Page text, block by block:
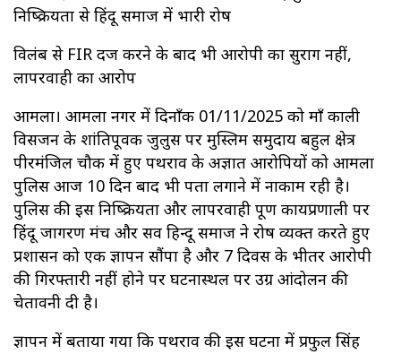
निष्क्रियता से हिंदू समाज में भारी रोष
विलंब से FIR दर्ज करने के बाद भी आरोपी का सुराग नहीं,
लापरवाही का आरोप
आमला। आमला नगर में दिनाँक 01/11/2025 को माँ काली
विसर्जन के शांतिपूर्वक जुलुस पर मुस्लिम समुदाय बहुल क्षेत्र
पीरमंजिल चौक में हुए पथराव के अज्ञात आरोपियों को आमला
पुलिस आज 10 दिन बाद भी पता लगाने में नाकाम रही है।
पुलिस की इस निष्क्रियता और लापरवाही पूर्ण कार्यप्रणाली पर
हिंदू जागरण मंच और सर्व हिन्दू समाज ने रोष व्यक्त करते हुए
प्रशासन को एक ज्ञापन सौंपा है और 7 दिवस के भीतर आरोपी
की गिरफ्तारी नहीं होने पर घटनास्थल पर उग्र आंदोलन की
चेतावनी दी है।
ज्ञापन में बताया गया कि पथराव की इस घटना में प्रफुल सिंह